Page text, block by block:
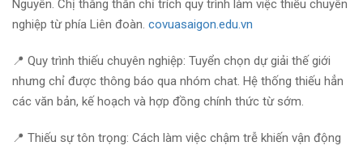
Nguyên. Chị thẳng thắn chỉ trích quy trình làm việc thiếu chuyên
nghiệp từ phía Liên đoàn. covuasaigon.edu.vn
📍 Quy trình thiếu chuyên nghiệp: Tuyển chọn dự giải thế giới
nhưng chỉ được thông báo qua nhóm chat. Hệ thống thiếu hẳn
các văn bản, kế hoạch và hợp đồng chính thức từ sớm.
📍 Thiếu sự tôn trọng: Cách làm việc chậm trễ khiến vận động